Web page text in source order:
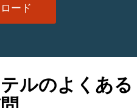
ード
ルのよくある